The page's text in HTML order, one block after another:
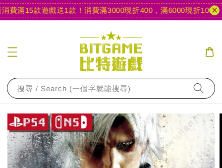
滿15款遊戲送1款！消費滿3000現折400，滿6000現折1000【
搜尋 / Search (一個字就能搜尋)